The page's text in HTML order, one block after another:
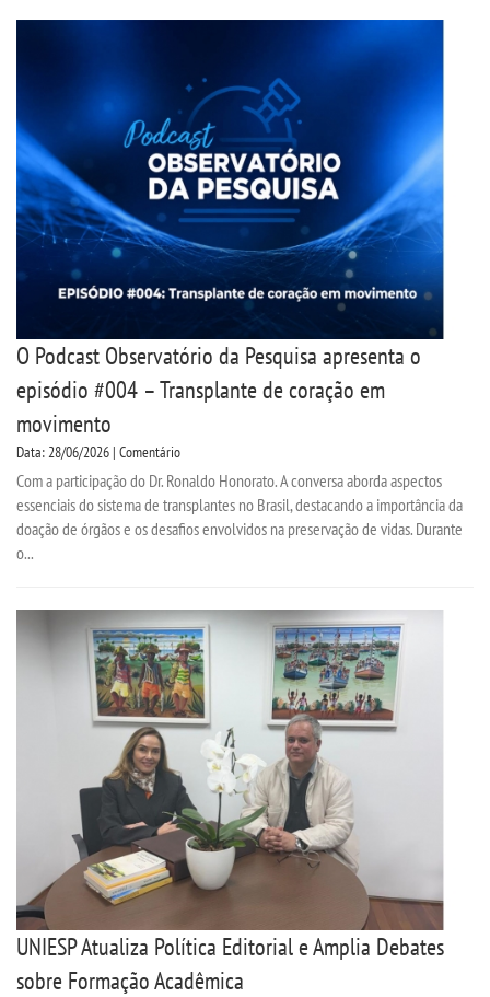
SEGUNDA GRADUAÇÃO
MATRÍCULA
EDITAL
UNIESP NEWS
REPOSITÓRIO
PORTARIAS
TCC
MANUAIS
REGIMENTOS
MONITORIA
O Podcast Observatório da Pesquisa apresenta o
episódio #004 – Transplante de coração em
movimento
Data: 28/06/2026 | Comentário
Com a participação do Dr. Ronaldo Honorato. A conversa aborda aspectos
essenciais do sistema de transplantes no Brasil, destacando a importância da
doação de órgãos e os desafios envolvidos na preservação de vidas. Durante
o...
UNIESP Atualiza Política Editorial e Amplia Debates
sobre Formação Acadêmica